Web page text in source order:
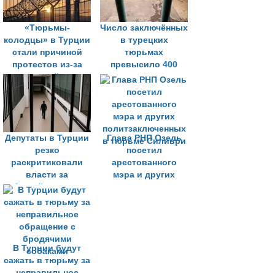
«Тюрьмы-
колодцы» в Турции
стали причиной
протестов из-за
нарушений прав
человека
Число заключённых
в турецких
тюрьмах
превысило 400
тыс. человек
Депутаты в Турции
резко
раскритиковали
власти за
бездействие на
фоне смертей в
тюрьмах
Глава РНП Озель
посетил
арестованного
мэра и других
В Турции будут
сажать в тюрьму за